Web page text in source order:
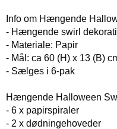
Info om Hængende
- Hængende swirl
- Materiale: Papir
- Mål: ca 60 (H) x 13 (B)
- Sælges i 6-pak
Hængende Halloween
- 6 x papirspiraler
- 2 x dødningehoveder